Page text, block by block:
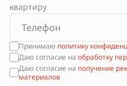
квартиру
Принимаю политику
Даю согласие на обработку
Даю согласие на получение
материалов